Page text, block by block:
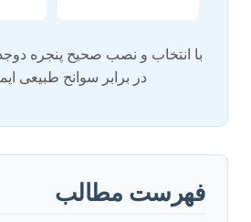
با انتخاب و نصب صحیح پنجره
در برابر سوانح طبیعی
فهرست مطالب